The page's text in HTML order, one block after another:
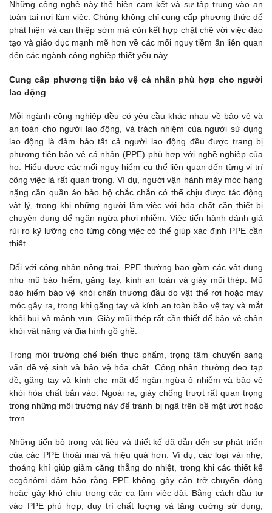
Những công nghệ này thể hiện cam kết và sự tập trung vào an
toàn tại nơi làm việc. Chúng không chỉ cung cấp phương thức để
phát hiện và can thiệp sớm mà còn kết hợp chặt chẽ với việc đào
tạo và giáo dục mạnh mẽ hơn về các mối nguy tiềm ẩn liên quan
đến các ngành công nghiệp thiết yếu này.
Cung cấp phương tiện bảo vệ cá nhân phù hợp cho người
lao động
Mỗi ngành công nghiệp đều có yêu cầu khác nhau về bảo vệ và
an toàn cho người lao động, và trách nhiệm của người sử dụng
lao động là đảm bảo tất cả người lao động đều được trang bị
phương tiện bảo vệ cá nhân (PPE) phù hợp với nghề nghiệp của
họ. Hiểu được các mối nguy hiểm cụ thể liên quan đến từng vị trí
công việc là rất quan trọng. Ví dụ, người vận hành máy móc hạng
nặng cần quần áo bảo hộ chắc chắn có thể chịu được tác động
vật lý, trong khi những người làm việc với hóa chất cần thiết bị
chuyên dụng để ngăn ngừa phơi nhiễm. Việc tiến hành đánh giá
rủi ro kỹ lưỡng cho từng công việc có thể giúp xác định PPE cần
thiết.
Đối với công nhân nông trại, PPE thường bao gồm các vật dụng
như mũ bảo hiểm, găng tay, kính an toàn và giày mũi thép. Mũ
bảo hiểm bảo vệ khỏi chấn thương đầu do vật thể rơi hoặc máy
móc gây ra, trong khi găng tay và kính an toàn bảo vệ tay và mắt
khỏi bụi và mảnh vụn. Giày mũi thép rất cần thiết để bảo vệ chân
khỏi vật nặng và địa hình gồ ghề.
Trong môi trường chế biến thực phẩm, trọng tâm chuyển sang
vấn đề vệ sinh và bảo vệ hóa chất. Công nhân thường đeo tạp
dề, găng tay và kính che mặt để ngăn ngừa ô nhiễm và bảo vệ
khỏi hóa chất bắn vào. Ngoài ra, giày chống trượt rất quan trọng
trong những môi trường này để tránh bị ngã trên bề mặt ướt hoặc
trơn.
Những tiến bộ trong vật liệu và thiết kế đã dẫn đến sự phát triển
của các PPE thoải mái và hiệu quả hơn. Ví dụ, các loại vải nhẹ,
thoáng khí giúp giảm căng thẳng do nhiệt, trong khi các thiết kế
ecgônômi đảm bảo rằng PPE không gây cản trở chuyển động
hoặc gây khó chịu trong các ca làm việc dài. Bằng cách đầu tư
vào PPE phù hợp, duy trì chất lượng và tăng cường sử dụng,